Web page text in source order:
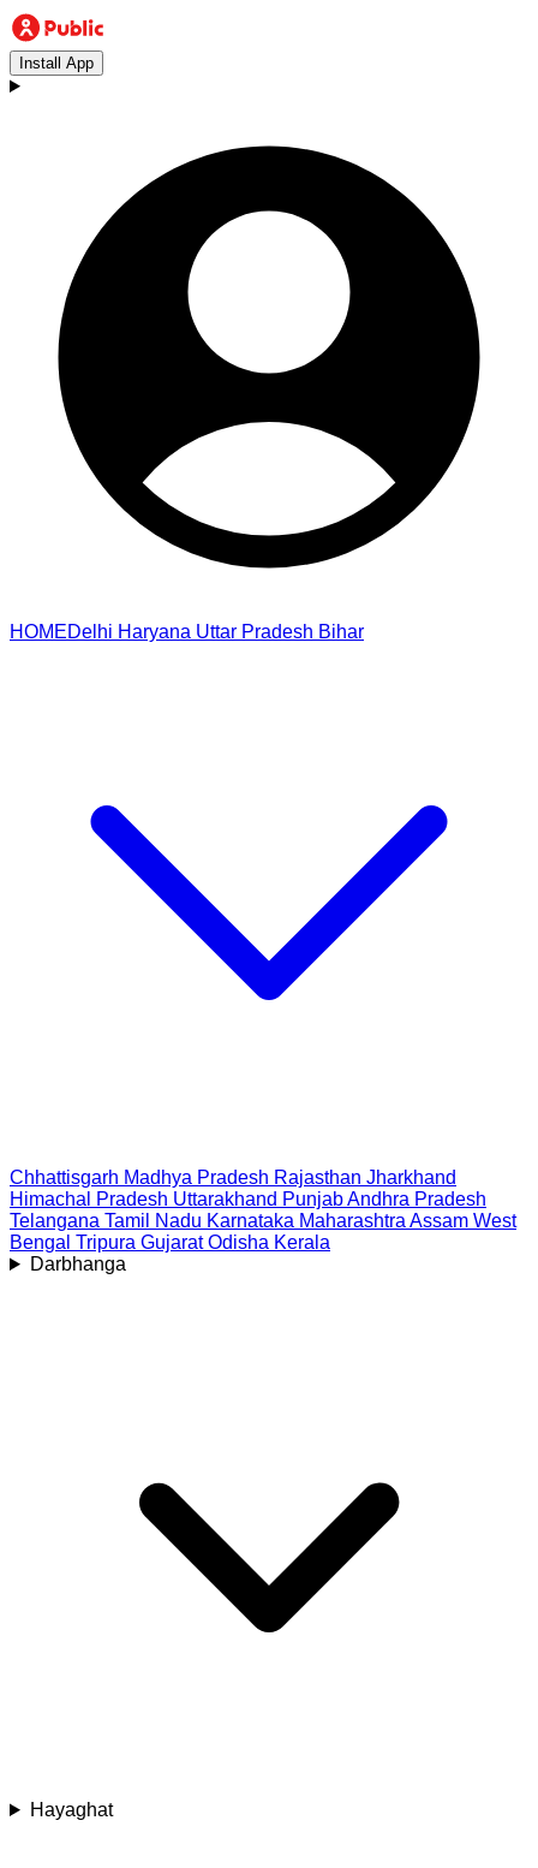
Install App
HOMEDelhi Haryana Uttar Pradesh Bihar
Chhattisgarh Madhya Pradesh Rajasthan Jharkhand
Himachal Pradesh Uttarakhand PunjabAndhra Pradesh
Telangana Tamil Nadu Karnataka Maharashtra Assam West
Bengal Tripura Gujarat Odisha Kerala
Darbhanga
Hayaghat